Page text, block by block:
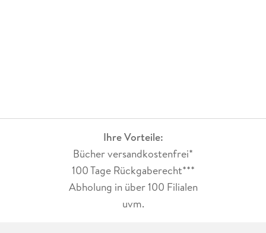
Ihre Vorteile:
Bücher versandkostenfrei*
100 Tage Rückgaberecht***
Abholung in über 100 Filialen
uvm.